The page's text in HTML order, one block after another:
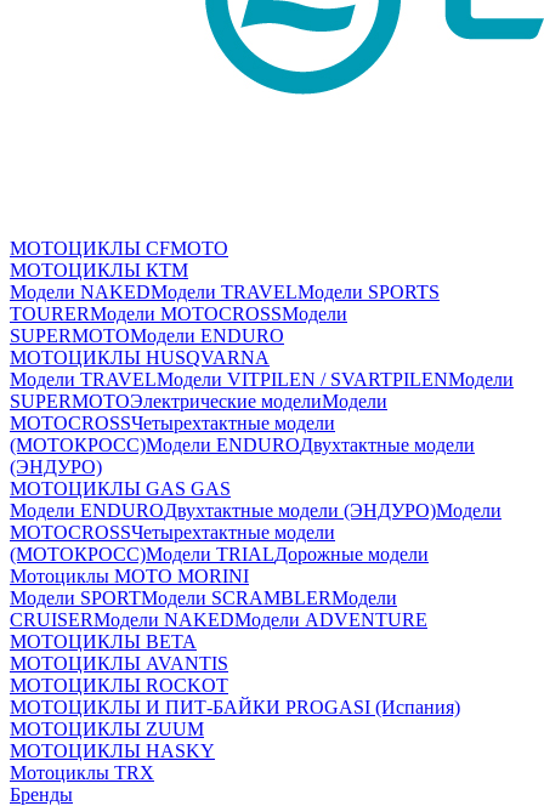
МОТОЦИКЛЫ CFMOTO
МОТОЦИКЛЫ КТМ
Модели NAKEDМодели TRAVELМодели SPORTS
TOURERМодели MOTOCROSSМодели
SUPERMOTOМодели ENDURO
МОТОЦИКЛЫ HUSQVARNA
Модели TRAVELМодели VITPILEN / SVARTPILENМодели
SUPERMOTOЭлектрические моделиМодели
MOTOCROSSЧетырехтактные модели
(МОТОКРОСС)Модели ENDUROДвухтактные модели
(ЭНДУРО)
МОТОЦИКЛЫ GAS GAS
Модели ENDUROДвухтактные модели (ЭНДУРО)Модели
MOTOCROSSЧетырехтактные модели
(МОТОКРОСС)Модели TRIALДорожные модели
Мотоциклы MOTO MORINI
Модели SPORTМодели SCRAMBLERМодели
CRUISERМодели NAKEDМодели ADVENTURE
МОТОЦИКЛЫ BETA
МОТОЦИКЛЫ AVANTIS
МОТОЦИКЛЫ ROCKOT
МОТОЦИКЛЫ И ПИТ-БАЙКИ PROGASI (Испания)
МОТОЦИКЛЫ ZUUM
МОТОЦИКЛЫ HASKY
Мотоциклы TRX
Бренды